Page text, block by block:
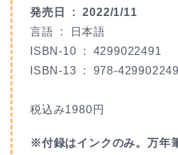
発売日 ‏ : ‎2022/1/11
言語 ‏ : ‎
日本語
ISBN-10 ‏ : ‎ 4299022491
ISBN-13 ‏ : ‎ 978-
税込み1980円
※付録はインクのみ。万年